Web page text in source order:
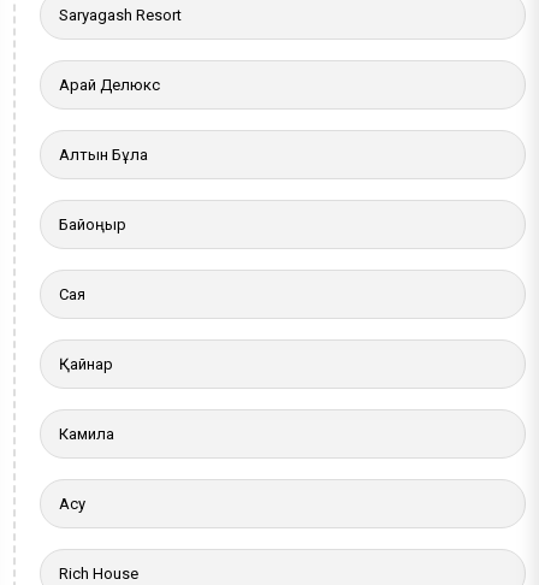
Saryagash Resort
Арай Делюкс
Алтын Бұлақ
Байқоңыр
Сая
Қайнар
Камила
Ақсу
Rich House